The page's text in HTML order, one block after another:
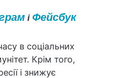
і Фейсбук
в соціальних
Крім того,
і знижує